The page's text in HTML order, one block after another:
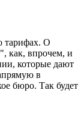
тарифах. О
впрочем, и
которые дают
в
бюро. Так будет